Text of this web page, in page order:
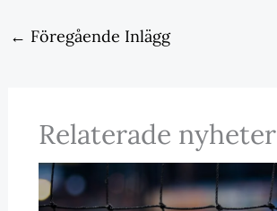
← Föregående Inlägg
Relaterade nyheter